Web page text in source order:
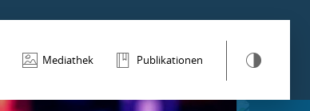
Mediathek Publikationen